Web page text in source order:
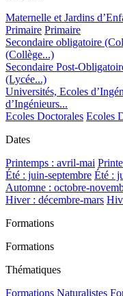
Maternelle et Jardins
Primaire Primaire
Secondaire obligatoire
(Collège...)
Secondaire Post-
(Lycée...)
Universités, Ecoles
d’Ingénieurs...
Ecoles Doctorales Ecoles
Dates
Printemps : avril-mai
Été : juin-septembre Été :
Automne : octobre-
Hiver : décembre-mars
Formations
Formations
Thématiques
Formations Naturalistes